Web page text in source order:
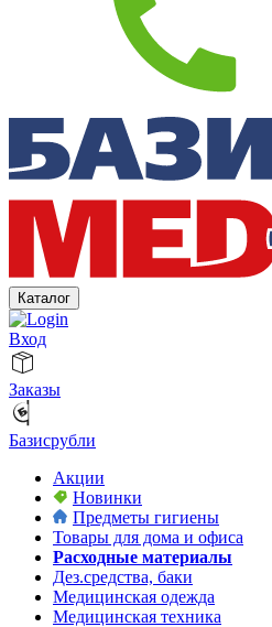
Каталог
Вход
Заказы
Базисрубли
Акции
Новинки
Предметы гигиены
Товары для дома и офиса
Расходные материалы
Дез.средства, баки
Медицинская одежда
Медицинская техника